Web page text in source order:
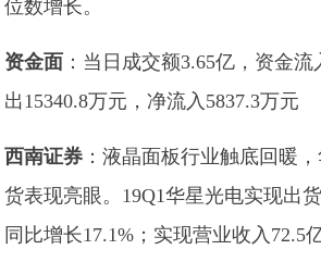
位数增长。
资金面 ：当日成交额3.65亿，资金
出15340.8万元，净流入5837.3万元
西南证券 ：液晶面板行业触底回暖
货表现亮眼。19Q1华星光电实现出
同比增长17.1%；实现营业收入72.5